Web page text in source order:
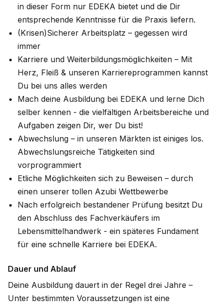
in dieser Form nur EDEKA bietet und die Dir
entsprechende Kenntnisse für die Praxis liefern.
(Krisen)Sicherer Arbeitsplatz – gegessen wird
immer
Karriere und Weiterbildungsmöglichkeiten – Mit
Herz, Fleiß & unseren Karriereprogrammen kannst
Du bei uns alles werden
Mach deine Ausbildung bei EDEKA und lerne Dich
selber kennen - die vielfältigen Arbeitsbereiche und
Aufgaben zeigen Dir, wer Du bist!
Abwechslung – in unseren Märkten ist einiges los.
Abwechslungsreiche Tätigkeiten sind
vorprogrammiert
Etliche Möglichkeiten sich zu Beweisen – durch
einen unserer tollen Azubi Wettbewerbe
Nach erfolgreich bestandener Prüfung besitzt Du
den Abschluss des Fachverkäufers im
Lebensmittelhandwerk - ein späteres Fundament
für eine schnelle Karriere bei EDEKA.
Dauer und Ablauf
Deine Ausbildung dauert in der Regel drei Jahre –
Unter bestimmten Voraussetzungen ist eine